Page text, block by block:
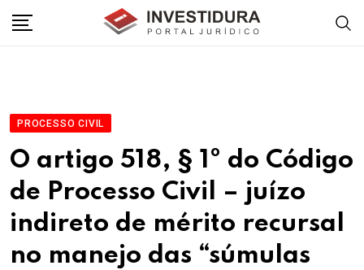
PROCESSO CIVIL
O artigo 518, § 1º do Código
de Processo Civil – juízo
indireto de mérito recursal
no manejo das “súmulas